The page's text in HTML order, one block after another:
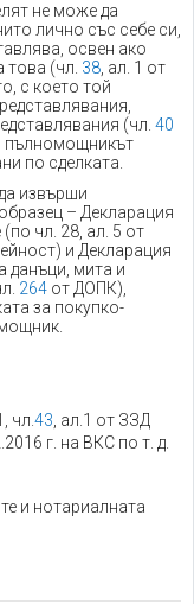
не може да
лично със себе си,
освен ако
това (чл. 38 , ал. 1 от
с което той
(чл. 40
пълномощникът
по сделката.
извърши
– Декларация
чл. 28, ал. 5 от
и Декларация
данъци, мита и
264 от ДОПК),
за покупко-
чл. 43 , ал.1 от ЗЗД
г. на ВКС по т. д.
и нотариалната